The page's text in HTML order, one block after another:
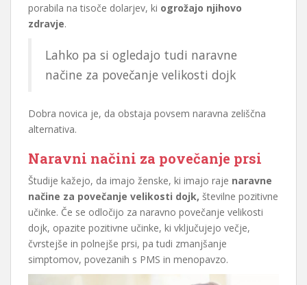
porabila na tisoče dolarjev, ki ogrožajo njihovo
zdravje.
Lahko pa si ogledajo tudi naravne
načine za povečanje velikosti dojk
Dobra novica je, da obstaja povsem naravna zeliščna
alternativa.
Naravni načini za povečanje prsi
Študije kažejo, da imajo ženske, ki imajo raje naravne
načine za povečanje velikosti dojk, številne pozitivne
učinke. Če se odločijo za naravno povečanje velikosti
dojk, opazite pozitivne učinke, ki vključujejo večje,
čvrstejše in polnejše prsi, pa tudi zmanjšanje
simptomov, povezanih s PMS in menopavzo.